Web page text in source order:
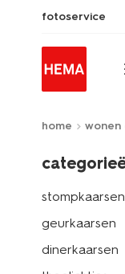
fotoservice
home wonen
stompkaarsen
geurkaarsen
dinerkaarsen